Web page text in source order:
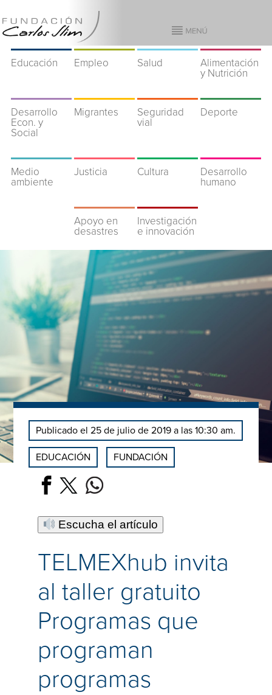
Educación Empleo Salud
Alimentación
y Nutrición
Desarrollo
Econ. y
Social
Migrantes
Seguridad
vial
Deporte
Medio
ambiente
Justicia Cultura
Desarrollo
humano
Apoyo en
desastres
Investigación
e innovación
Publicado el 25 de julio de 2019 a las 10:30 am.
EDUCACIÓN FUNDACIÓN
Escucha el artículo
TELMEXhub invita
al taller gratuito
Programas que
programan
programas